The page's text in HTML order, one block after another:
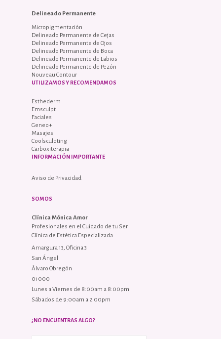
Delineado Permanente
Micropigmentación
Delineado Permanente de Cejas
Delineado Permanente de Ojos
Delineado Permanente de Boca
Delineado Permanente de Labios
Delineado Permanente de Pezón
Nouveau Contour
UTILIZAMOS Y RECOMENDAMOS
Esthederm
Emsculpt
Faciales
Geneo+
Masajes
Coolsculpting
Carboxiterapia
INFORMACIÓN IMPORTANTE
Aviso de Privacidad
SOMOS
Clínica Mónica Amor
Profesionales en el Cuidado de tu Ser
Clínica de Estética Especializada
Amargura 13, Oficina 3
San Ángel
Álvaro Obregón
01000
Lunes a Viernes de 8:00am a 8:00pm
Sábados de 9:00am a 2:00pm
¿NO ENCUENTRAS ALGO?